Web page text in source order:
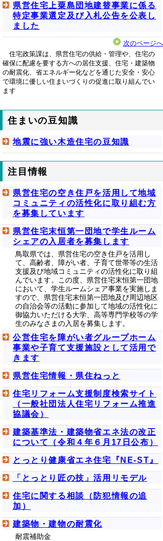
県営住宅上粟島団地建替事業に係る
特定事業選定及び入札公告を公表し
ました
次のページへ
住宅政策課は、県営住宅の供給・管理や、住宅の
確保に配慮を要する方への居住支援、住宅・建築物
の耐震化、省エネルギー化などを通じた安全・安心
で環境に優しい住まいづくりの促進に取り組んでい
ます
住まいの豆知識
地震に強い木造住宅の豆知識
注目情報
県営住宅の空き住戸を活用して地域
コミュニティの活性化に取り組む方
を募集しています
県営住宅末恒第一団地で学生ルーム
シェアの入居者を募集します
鳥取県では、県営住宅の空き住戸を活用し
て、高齢者、障がい者、子育て世帯等の生活
支援及び地域コミュニティの活性化に取り組
んでいます。この度、県営住宅末恒第一団地
において、学生ルームシェア事業を実施しま
すので、県営住宅末恒第一団地及び周辺地区
の自治会等の活動に参加して地域の活性化に
御協力いただける大学、高等専門学校等の学
生のみなさまの入居を募集します。
公営住宅を障がい者グループホーム
事業や子育て支援施設として活用で
きます
県営住宅情報・県住ねっと
住宅リフォーム支援制度検索サイト
（一般社団法人住宅リフォーム推進
協議会）
建築基準法・建築物省エネ法の改正
について（令和４年６月17日公布）
とっとり健康省エネ住宅『NE-ST』
「とっとり匠の技」活用リモデル
住宅に関する相談（防犯情報の追
加）
建築物・建物の耐震化
耐震補助金